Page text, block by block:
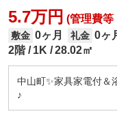
5.7万円 (管理費等
敷金 0ヶ月 礼金 0ヶ
2階
1K 28.02㎡
中山町✨家具家電付＆
♪